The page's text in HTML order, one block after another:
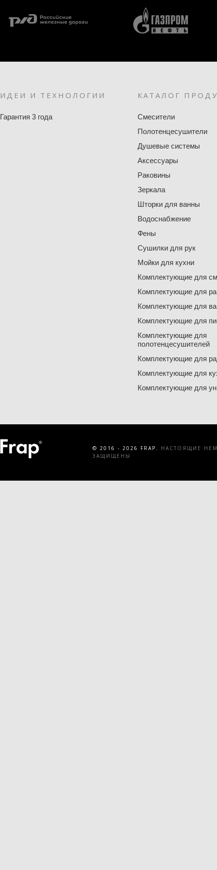
ИДЕИ И ТЕХНОЛОГИИ
Гарантия 3 года
КАТАЛОГ
Смесители
Полотенцесушители
Душевые системы
Аксессуары
Раковины
Зеркала
Шторки для ванны
Водоснабжение
Фены
Сушилки для рук
Мойки для кухни
Комплектующие для
Комплектующие для
Комплектующие для
Комплектующие для
Комплектующие для
полотенцесушителей
Комплектующие для
Комплектующие для
Комплектующие для
© 2016 - 2026 FRAP.
НАСТОЯЩИЕ
ЗАЩИЩЕНЫ